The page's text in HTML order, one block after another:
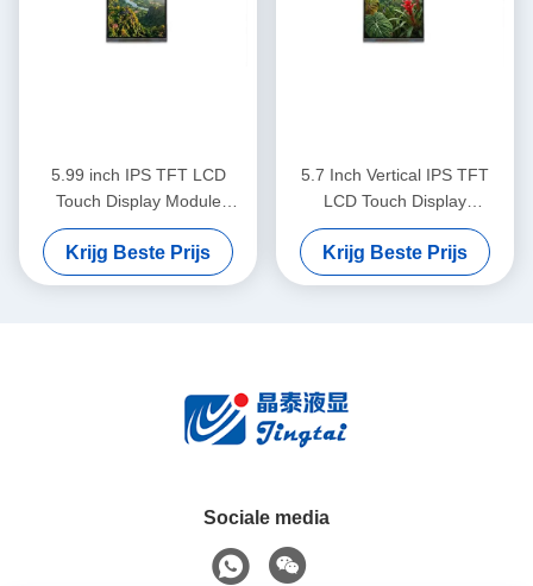
5.99 inch IPS TFT LCD
Touch Display Module
720x1440 MIPI voor
toegangscontrolesystemen
Krijg Beste Prijs
5.7 Inch Vertical IPS TFT
LCD Touch Display
720x1440 MIPI For Security
Systems
Krijg Beste Prijs
Sociale media